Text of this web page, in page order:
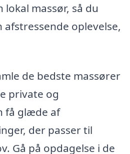
massør, så du
oplevelse,
de bedste massører
private og
få glæde af
der passer til
Gå på opdagelse i de